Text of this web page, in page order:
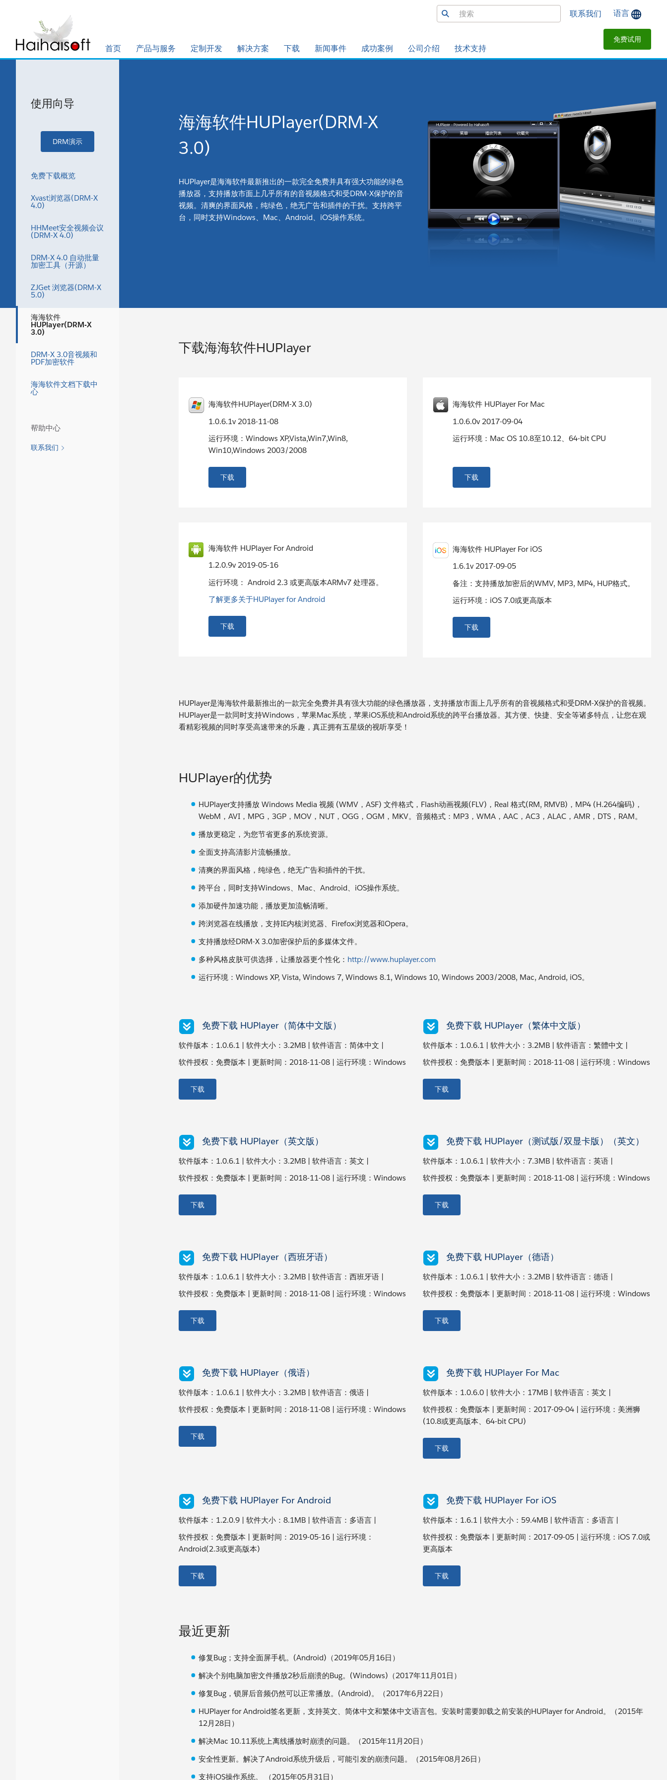
首页 产品与服务 定制开发 解决方案 下载 新闻事件 成功案例 公司介绍 技术支持
联系我们 语言
免费试用
使用向导
DRM演示
免费下载概览
Xvast浏览器(DRM-X
4.0)
HHMeet安全视频会议
(DRM-X 4.0)
DRM-X 4.0 自动批量
加密工具（开源）
ZJGet 浏览器(DRM-X
5.0)
海海软件
HUPlayer(DRM-X
3.0)
DRM-X 3.0音视频和
PDF加密软件
海海软件文档下载中
心
帮助中心
联系我们
海海软件HUPlayer(DRM-X
3.0)
HUPlayer是海海软件最新推出的一款完全免费并具有强大功能的绿色
播放器，支持播放市面上几乎所有的音视频格式和受DRM-X保护的音
视频。清爽的界面风格，纯绿色，绝无广告和插件的干扰。支持跨平
台，同时支持Windows、Mac、Android、iOS操作系统。
下载海海软件HUPlayer
海海软件HUPlayer(DRM-X 3.0)
1.0.6.1v 2018-11-08
运行环境：Windows XP,Vista,Win7,Win8,
Win10,Windows 2003/2008
下载
海海软件 HUPlayer For Mac
1.0.6.0v 2017-09-04
运行环境：Mac OS 10.8至10.12、64-bit CPU
下载
海海软件 HUPlayer For Android
1.2.0.9v 2019-05-16
运行环境： Android 2.3 或更高版本ARMv7 处理器。
了解更多关于HUPlayer for Android
下载
海海软件 HUPlayer For iOS
1.6.1v 2017-09-05
备注：支持播放加密后的WMV, MP3, MP4, HUP格式。
运行环境：iOS 7.0或更高版本
下载
HUPlayer是海海软件最新推出的一款完全免费并具有强大功能的绿色播放器，支持播放市面上几乎所有的音视频格式和受DRM-X保护的音视频。
HUPlayer是一款同时支持Windows，苹果Mac系统，苹果iOS系统和Android系统的跨平台播放器。其方便、快捷、安全等诸多特点，让您在观
看精彩视频的同时享受高速带来的乐趣，真正拥有五星级的视听享受！
HUPlayer的优势
HUPlayer支持播放 Windows Media 视频 (WMV，ASF) 文件格式，Flash动画视频(FLV)，Real 格式(RM, RMVB)，MP4 (H.264编码)，
WebM，AVI，MPG，3GP，MOV，NUT，OGG，OGM，MKV。音频格式：MP3，WMA，AAC，AC3，ALAC，AMR，DTS，RAM。
播放更稳定，为您节省更多的系统资源。
全面支持高清影片流畅播放。
清爽的界面风格，纯绿色，绝无广告和插件的干扰。
跨平台，同时支持Windows、Mac、Android、iOS操作系统。
添加硬件加速功能，播放更加流畅清晰。
跨浏览器在线播放，支持IE内核浏览器、Firefox浏览器和Opera。
支持播放经DRM-X 3.0加密保护后的多媒体文件。
多种风格皮肤可供选择，让播放器更个性化： http://www.huplayer.com
运行环境：Windows XP, Vista, Windows 7, Windows 8.1, Windows 10, Windows 2003/2008, Mac, Android, iOS。
免费下载 HUPlayer（简体中文版）
软件版本：1.0.6.1 | 软件大小：3.2MB | 软件语言：简体中文 |
软件授权：免费版本 | 更新时间：2018-11-08 | 运行环境：Windows
下载
免费下载 HUPlayer（繁体中文版）
软件版本：1.0.6.1 | 软件大小：3.2MB | 软件语言：繁體中文 |
软件授权：免费版本 | 更新时间：2018-11-08 | 运行环境：Windows
下载
免费下载 HUPlayer（英文版）
软件版本：1.0.6.1 | 软件大小：3.2MB | 软件语言：英文 |
软件授权：免费版本 | 更新时间：2018-11-08 | 运行环境：Windows
下载
免费下载 HUPlayer（测试版/双显卡版）（英文）
软件版本：1.0.6.1 | 软件大小：7.3MB | 软件语言：英语 |
软件授权：免费版本 | 更新时间：2018-11-08 | 运行环境：Windows
下载
免费下载 HUPlayer（西班牙语）
软件版本：1.0.6.1 | 软件大小：3.2MB | 软件语言：西班牙语 |
软件授权：免费版本 | 更新时间：2018-11-08 | 运行环境：Windows
下载
免费下载 HUPlayer（德语）
软件版本：1.0.6.1 | 软件大小：3.2MB | 软件语言：德语 |
软件授权：免费版本 | 更新时间：2018-11-08 | 运行环境：Windows
下载
免费下载 HUPlayer（俄语）
软件版本：1.0.6.1 | 软件大小：3.2MB | 软件语言：俄语 |
软件授权：免费版本 | 更新时间：2018-11-08 | 运行环境：Windows
下载
免费下载 HUPlayer For Mac
软件版本：1.0.6.0 | 软件大小：17MB | 软件语言：英文 |
软件授权：免费版本 | 更新时间：2017-09-04 | 运行环境：美洲狮
(10.8或更高版本、64-bit CPU)
下载
免费下载 HUPlayer For Android
软件版本：1.2.0.9 | 软件大小：8.1MB | 软件语言：多语言 |
软件授权：免费版本 | 更新时间：2019-05-16 | 运行环境：
Android(2.3或更高版本)
下载
免费下载 HUPlayer For iOS
软件版本：1.6.1 | 软件大小：59.4MB | 软件语言：多语言 |
软件授权：免费版本 | 更新时间：2017-09-05 | 运行环境：iOS 7.0或
更高版本
下载
最近更新
修复Bug；支持全面屏手机。(Android)（2019年05月16日）
解决个别电脑加密文件播放2秒后崩溃的Bug。(Windows)（2017年11月01日）
修复Bug，锁屏后音频仍然可以正常播放。(Android)。（2017年6月22日）
HUPlayer for Android签名更新，支持英文、简体中文和繁体中文语言包。安装时需要卸载之前安装的HUPlayer for Android。（2015年
12月28日）
解决Mac 10.11系统上离线播放时崩溃的问题。（2015年11月20日）
安全性更新。解决了Android系统升级后，可能引发的崩溃问题。（2015年08月26日）
支持iOS操作系统。 （2015年05月31日）